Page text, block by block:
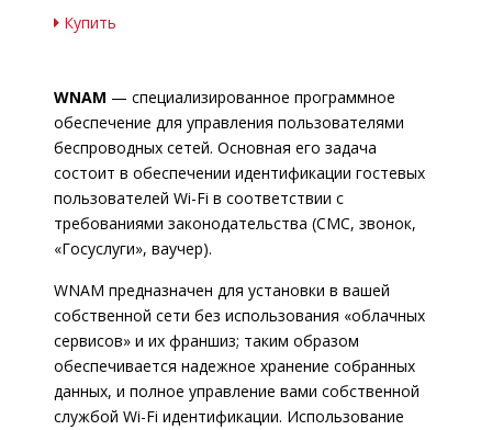
Купить
WNAM — специализированное программное
обеспечение для управления пользователями
беспроводных сетей. Основная его задача
состоит в обеспечении идентификации гостевых
пользователей Wi-Fi в соответствии с
требованиями законодательства (СМС, звонок,
«Госуслуги», ваучер).
WNAM предназначен для установки в вашей
собственной сети без использования «облачных
сервисов» и их франшиз; таким образом
обеспечивается надежное хранение собранных
данных, и полное управление вами собственной
службой Wi-Fi идентификации. Использование